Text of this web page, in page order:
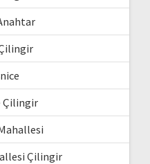
Çilingir
Çilingir